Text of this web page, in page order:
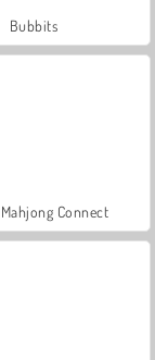
Bubbits
Connect